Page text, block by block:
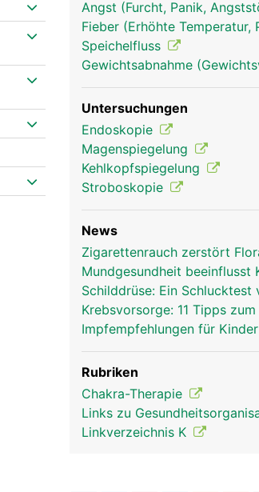
Kehlkopf Frau
Angst (Furcht, Panik,
Fieber (Erhöhte Temperatur,
Speichelfluss
Gewichtsabnahme
Untersuchungen
Endoskopie
Magenspiegelung
Kehlkopfspiegelung
Stroboskopie
News
Zigarettenrauch zerstört
Mundgesundheit beeinflusst
Schilddrüse: Ein
Krebsvorsorge: 11 Tipps
Impfempfehlungen für Kinder
Rubriken
Chakra-Therapie
Links zu
Linkverzeichnis K